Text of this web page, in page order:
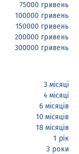
75000 гривень
100000 гривень
150000 гривень
200000 гривень
300000 гривень
3 місяці
4 місяці
6 місяців
10 місяців
18 місяців
1 рік
3 роки